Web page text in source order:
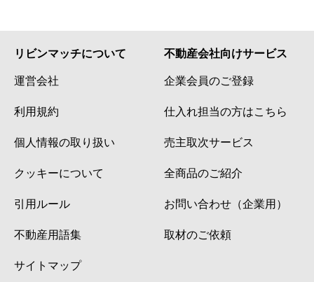
リビンマッチについて
運営会社
利用規約
個人情報の取り扱い
クッキーについて
引用ルール
不動産用語集
サイトマップ
不動産会社向けサービス
企業会員のご登録
仕入れ担当の方はこちら
売主取次サービス
全商品のご紹介
お問い合わせ（企業用）
取材のご依頼